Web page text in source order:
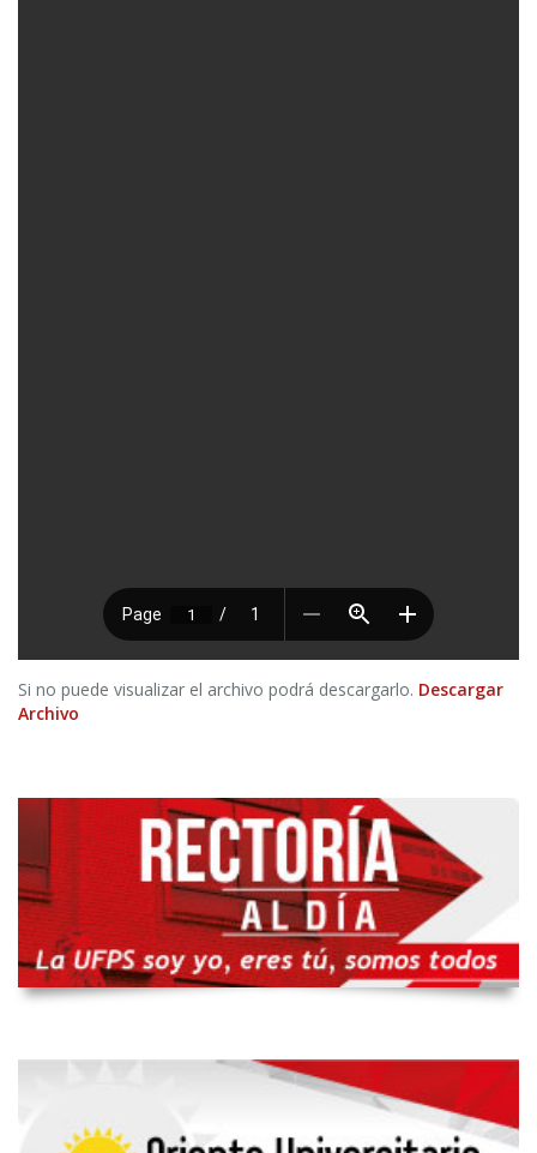
Si no puede visualizar el archivo podrá descargarlo. Descargar
Archivo